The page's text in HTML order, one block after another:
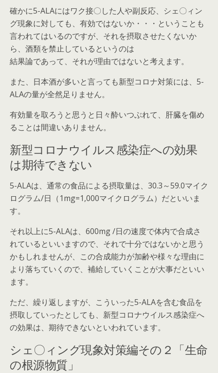
確かに5-ALAにはワク接〇した人や副反応、シェ〇ィン
グ現象に対しても、有効ではないか・・・ということも
言われてはいるのですが、それを摂取させたくないか
ら、酒類を禁止しているというのは
結果論であって、それが理由ではないと考えます。
また、日本酒が多いと言っても新型コロナ対策には、5-
ALAの量が全然足りません。
有効量を取ろうと思うと日々酔いつぶれて、肝臓を傷め
ることは間違いありません。
新型コロナウイルス感染症への効果
は期待できない
5-ALAは、通常の食品による摂取量は、30.3～59.0マイク
ログラム/日（1mg=1,000マイクログラム）だといいま
す。
それ以上に5-ALAは、600mg /日の速度で体内で合成さ
れているといいますので、それで十分ではないかと思う
かもしれませんが、この合成能力が加齢や様々な理由に
より落ちていくので、補給していくことが大事だといい
ます。
ただ、繰り返しますが、こういった5-ALAを含む食品を
摂取していったとしても、新型コロナウイルス感染症へ
の効果は、期待できないといわれています。
シェ〇ィング現象対策編その２「生命
の根源物質」